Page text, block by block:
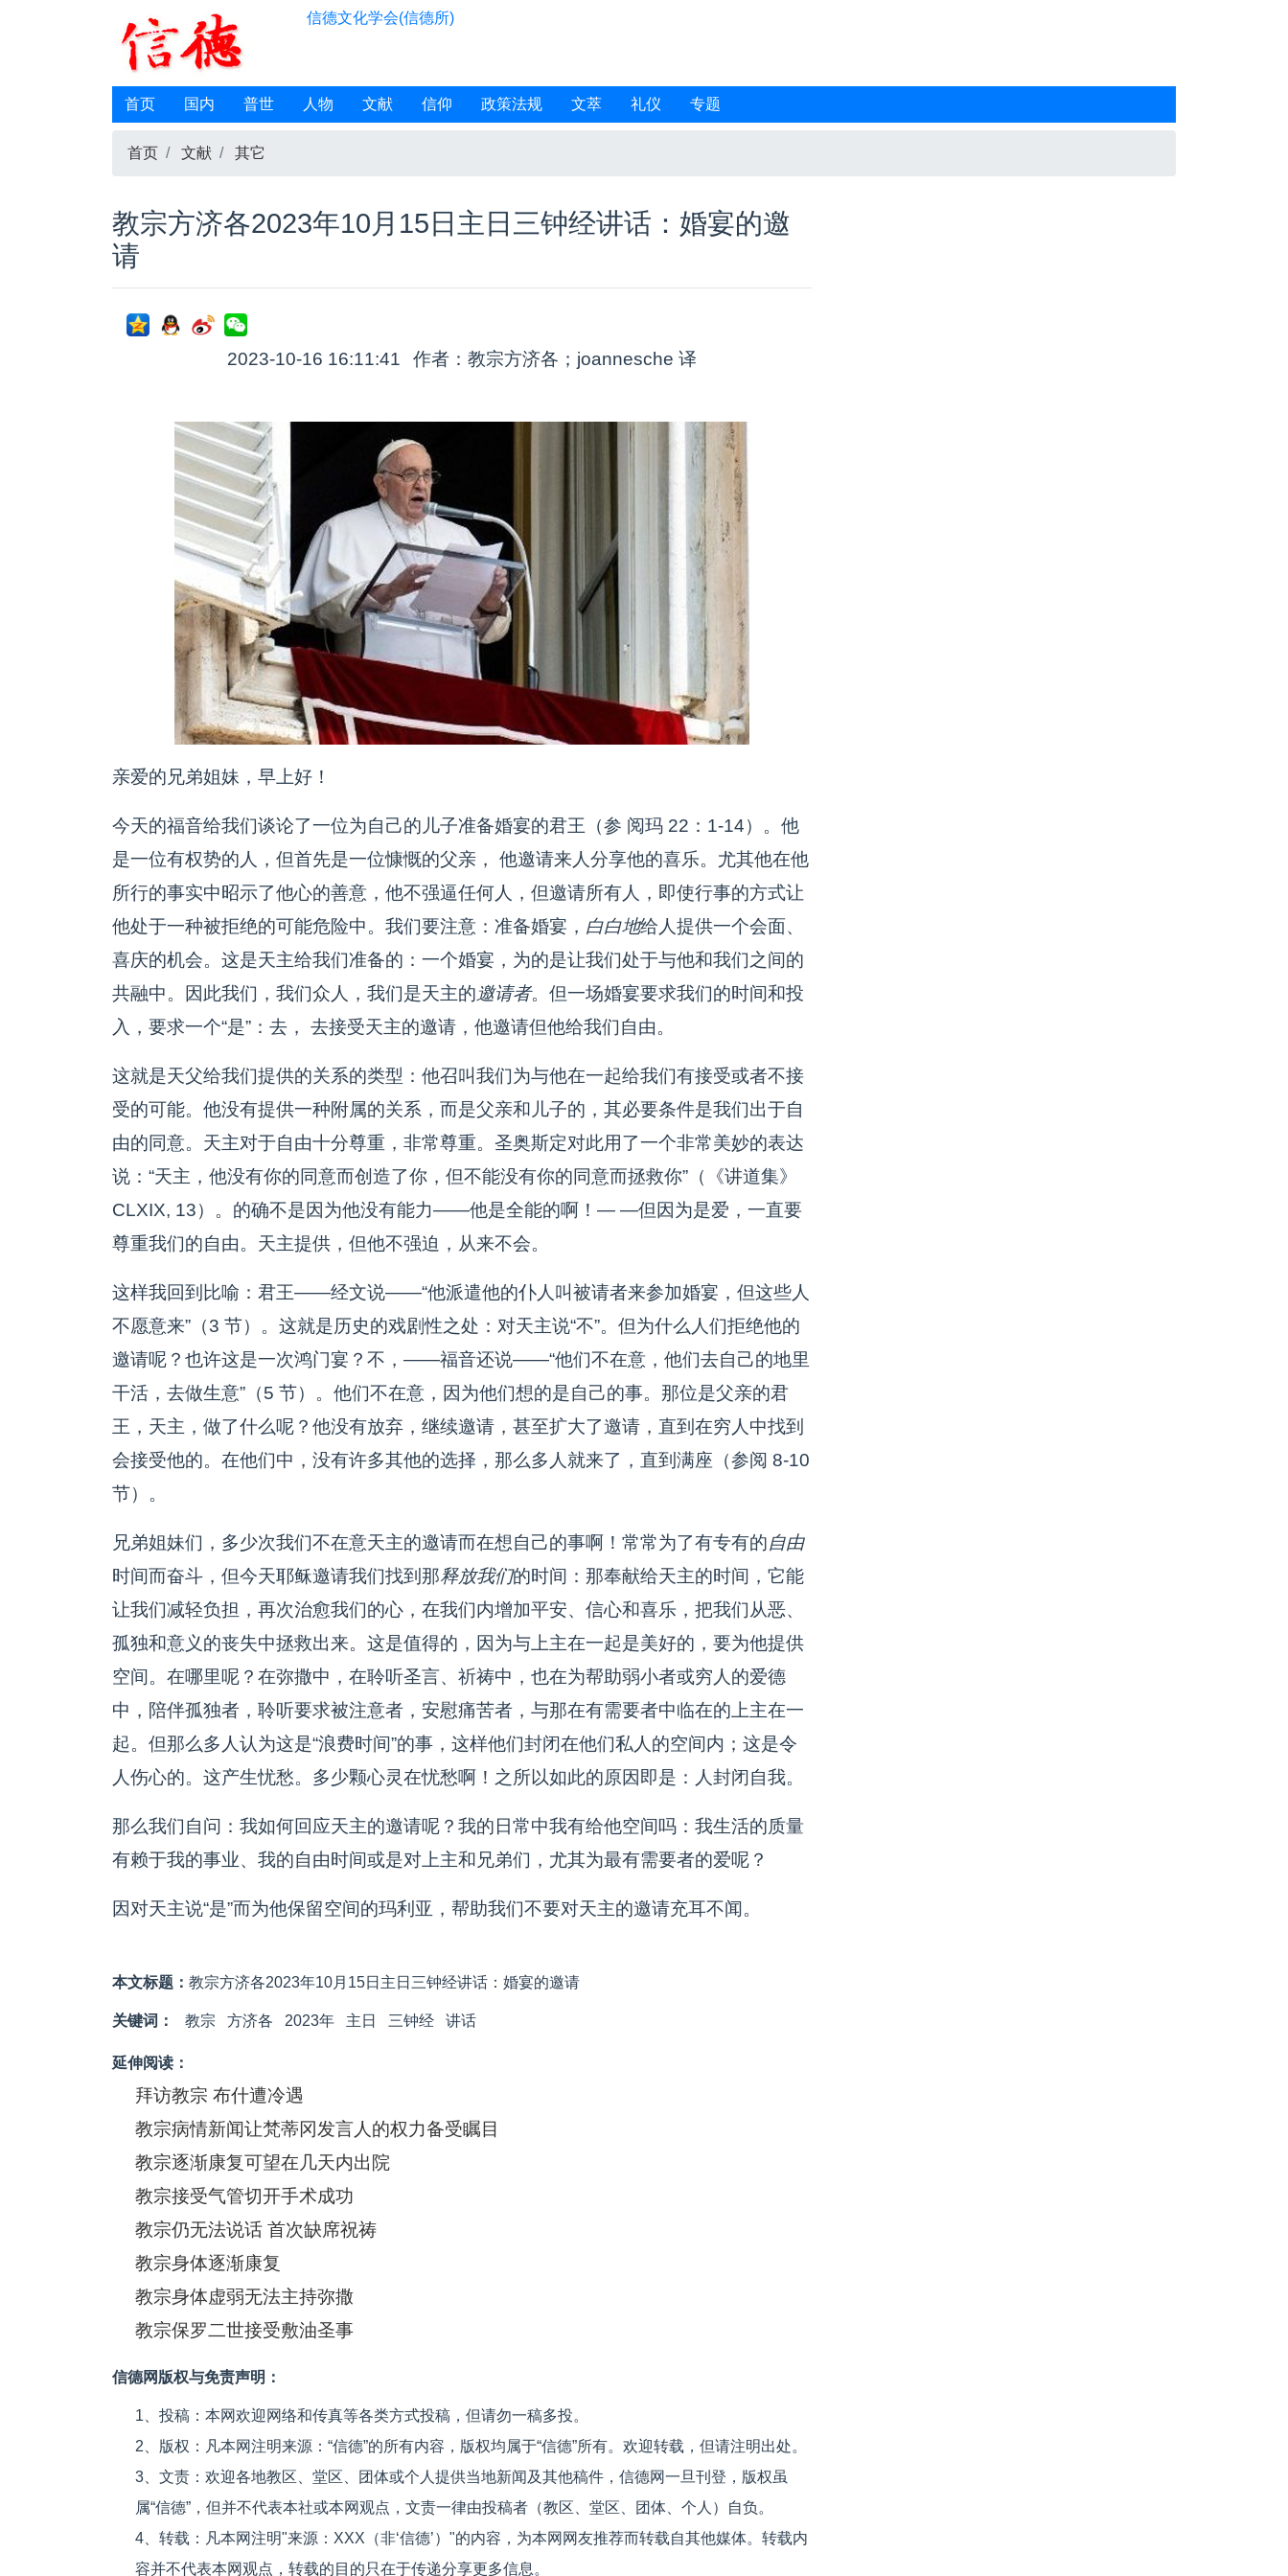
信德文化学会(信德所)
首页 国内 普世 人物 文献 信仰 政策法规 文萃 礼仪 专题
首页 文献 其它
教宗方济各2023年10月15日主日三钟经讲话：婚宴的邀
请
2023-10-16 16:11:41 作者：教宗方济各；joannesche 译
亲爱的兄弟姐妹，早上好！
今天的福音给我们谈论了一位为自己的儿子准备婚宴的君王（参 阅玛 22：1-14）。他
是一位有权势的人，但首先是一位慷慨的父亲， 他邀请来人分享他的喜乐。尤其他在他
所行的事实中昭示了他心的善意，他不强逼任何人，但邀请所有人，即使行事的方式让
他处于一种被拒绝的可能危险中。我们要注意：准备婚宴， 白白地给人提供一个会面、
喜庆的机会。这是天主给我们准备的：一个婚宴，为的是让我们处于与他和我们之间的
共融中。因此我们，我们众人，我们是天主的邀请者。但一场婚宴要求我们的时间和投
入，要求一个“是”：去， 去接受天主的邀请，他邀请但他给我们自由。
这就是天父给我们提供的关系的类型：他召叫我们为与他在一起给我们有接受或者不接
受的可能。他没有提供一种附属的关系，而是父亲和儿子的，其必要条件是我们出于自
由的同意。天主对于自由十分尊重，非常尊重。圣奥斯定对此用了一个非常美妙的表达
说：“天主，他没有你的同意而创造了你，但不能没有你的同意而拯救你”（《讲道集》
CLXIX, 13）。的确不是因为他没有能力——他是全能的啊！— —但因为是爱，一直要
尊重我们的自由。天主提供，但他不强迫，从来不会。
这样我回到比喻：君王——经文说——“他派遣他的仆人叫被请者来参加婚宴，但这些人
不愿意来”（3 节）。这就是历史的戏剧性之处：对天主说“不”。但为什么人们拒绝他的
邀请呢？也许这是一次鸿门宴？不，——福音还说——“他们不在意，他们去自己的地里
干活，去做生意”（5 节）。他们不在意，因为他们想的是自己的事。那位是父亲的君
王，天主，做了什么呢？他没有放弃，继续邀请，甚至扩大了邀请，直到在穷人中找到
会接受他的。在他们中，没有许多其他的选择，那么多人就来了，直到满座（参阅 8-10
节）。
兄弟姐妹们，多少次我们不在意天主的邀请而在想自己的事啊！常常为了有专有的自由
时间而奋斗，但今天耶稣邀请我们找到那释放我们的时间：那奉献给天主的时间，它能
让我们减轻负担，再次治愈我们的心，在我们内增加平安、信心和喜乐，把我们从恶、
孤独和意义的丧失中拯救出来。这是值得的，因为与上主在一起是美好的，要为他提供
空间。在哪里呢？在弥撒中，在聆听圣言、祈祷中，也在为帮助弱小者或穷人的爱德
中，陪伴孤独者，聆听要求被注意者，安慰痛苦者，与那在有需要者中临在的上主在一
起。但那么多人认为这是“浪费时间”的事，这样他们封闭在他们私人的空间内；这是令
人伤心的。这产生忧愁。多少颗心灵在忧愁啊！之所以如此的原因即是：人封闭自我。
那么我们自问：我如何回应天主的邀请呢？我的日常中我有给他空间吗：我生活的质量
有赖于我的事业、我的自由时间或是对上主和兄弟们，尤其为最有需要者的爱呢？
因对天主说“是”而为他保留空间的玛利亚，帮助我们不要对天主的邀请充耳不闻。
本文标题： 教宗方济各2023年10月15日主日三钟经讲话：婚宴的邀请
关键词： 教宗 方济各 2023年 主日 三钟经 讲话
延伸阅读：
拜访教宗 布什遭冷遇
教宗病情新闻让梵蒂冈发言人的权力备受瞩目
教宗逐渐康复可望在几天内出院
教宗接受气管切开手术成功
教宗仍无法说话 首次缺席祝祷
教宗身体逐渐康复
教宗身体虚弱无法主持弥撒
教宗保罗二世接受敷油圣事
信德网版权与免责声明：
1、投稿：本网欢迎网络和传真等各类方式投稿，但请勿一稿多投。
2、版权：凡本网注明来源：“信德”的所有内容，版权均属于“信德”所有。欢迎转载，但请注明出处。
3、文责：欢迎各地教区、堂区、团体或个人提供当地新闻及其他稿件，信德网一旦刊登，版权虽
属“信德”，但并不代表本社或本网观点，文责一律由投稿者（教区、堂区、团体、个人）自负。
4、转载：凡本网注明"来源：XXX（非‘信德’）"的内容，为本网网友推荐而转载自其他媒体。转载内
容并不代表本网观点，转载的目的只在于传递分享更多信息。